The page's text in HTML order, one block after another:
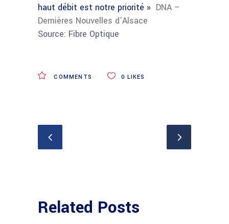
haut débit est notre priorité » DNA –
Dernières Nouvelles d’Alsace
Source: Fibre Optique
COMMENTS 0 LIKES
Related Posts